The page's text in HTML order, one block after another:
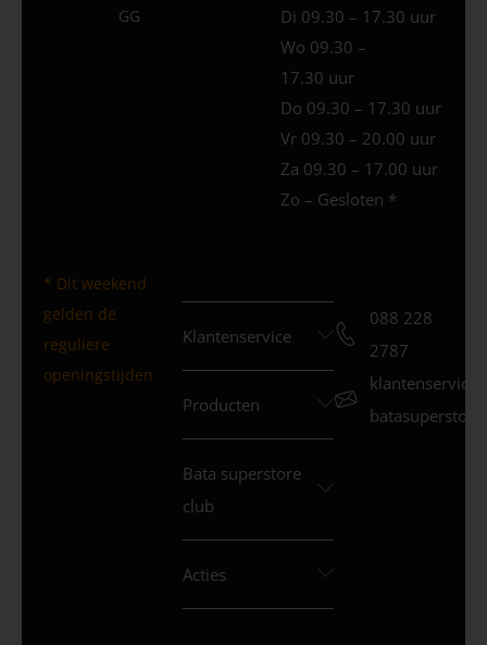
GG
Di 09.30 – 17.30 uur
Wo 09.30 –
17.30 uur
Do 09.30 – 17.30 uur
Vr 09.30 – 20.00 uur
Za 09.30 – 17.00 uur
Zo – Gesloten *
* Dit weekend
gelden de
reguliere
openingstijden
Klantenservice
Producten
Bata superstore
club
Acties
088 228
2787